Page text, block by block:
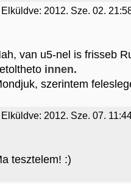
Elküldve: 2012. Sze. 02.
van u5-nel is frisseb
innen.
szerintem
Elküldve: 2012. Sze. 07.
tesztelem! :)